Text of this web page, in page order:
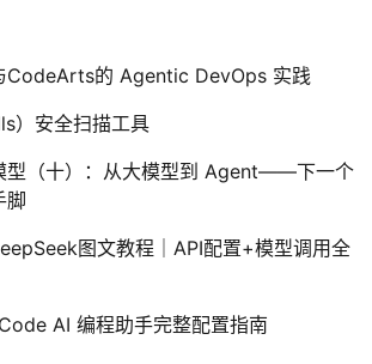
CodeArts的 Agentic DevOps 实践
）安全扫描工具
型（十）：从大模型到 Agent——下一个
脚
图文教程｜API配置+模型调用全
AI 编程助手完整配置指南